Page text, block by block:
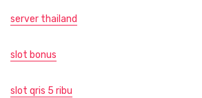
server thailand
slot bonus
slot qris 5 ribu